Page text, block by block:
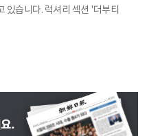
있습니다. 럭셔리 섹션 '더부티